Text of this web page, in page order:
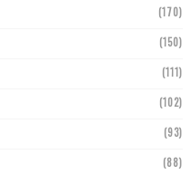
(170)
(150)
(111)
(102)
(93)
(88)